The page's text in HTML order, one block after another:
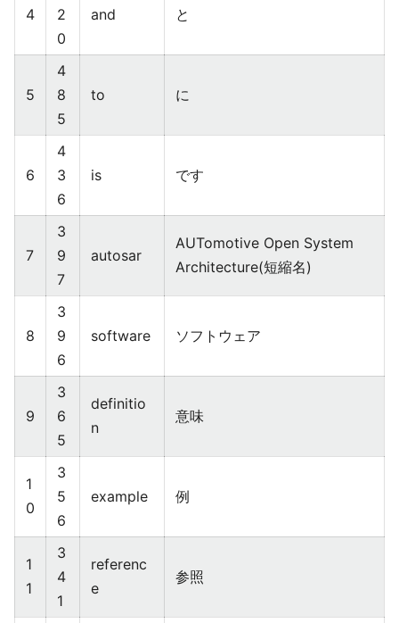
4
2
0
and と
5
4
8
5
to に
6
4
3
6
is です
7
3
9
7
autosar
AUTomotive Open System
Architecture(短縮名)
8
3
9
6
software ソフトウェア
9
3
6
5
definitio
n
意味
1
0
3
5
6
example 例
1
1
3
4
1
referenc
e
参照